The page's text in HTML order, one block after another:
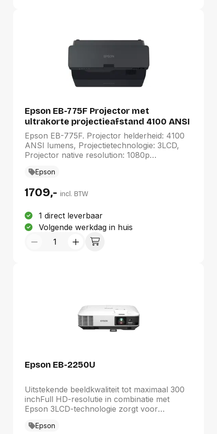
Epson EB-775F Projector met
ultrakorte projectieafstand 4100 ANSI
lumens 3LCD 1080p (1920x1080) Zwart
Epson EB-775F. Projector helderheid: 4100
ANSI lumens, Projectietechnologie: 3LCD,
Projector native resolution: 1080p
Levensduur van de lichtbron: 20000 uur.
Ondersteunde video-modi: 1080p. Soort
Epson
1709,- incl. BTW
1 direct leverbaar
Volgende werkdag in huis
Epson EB-2250U
Uitstekende beeldkwaliteit tot maximaal 300
inchFull HD-resolutie in combinatie met
Epson 3LCD-technologie zorgt voor
kleuren en helderdere beelden. HDMI-
Epson